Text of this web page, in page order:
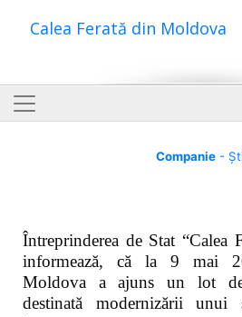
Calea Ferată din Moldova
Companie-
Întreprinderea de Stat “Calea
informează, că la 9 mai
Moldova a ajuns un lot de
destinată modernizării unui